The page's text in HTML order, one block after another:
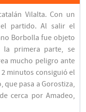
Vilalta. Con un
partido. Al salir el
Borbolla fue objeto
la primera parte, se
mucho peligro ante
minutos consiguió el
que pasa a Gorostiza,
cerca por Amadeo,